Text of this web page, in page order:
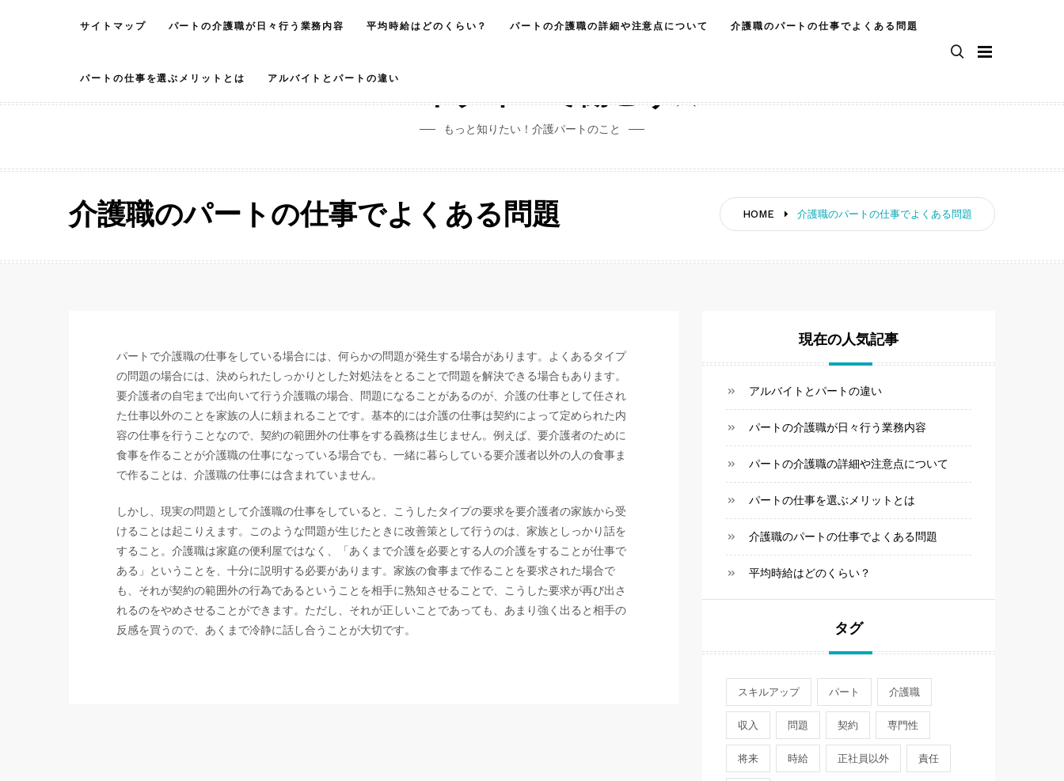
サイトマップ パートの介護職が日々行う業務内容 平均時給はどのくらい？ パートの介護職の詳細や注意点について 介護職のパートの仕事でよくある問題
パートの仕事を選ぶメリットとは アルバイトとパートの違い
パートタイムで働こう☆
もっと知りたい！介護パートのこと
HOME 介護職のパートの仕事でよくある問題
介護職のパートの仕事でよくある問題
パートで介護職の仕事をしている場合には、何らかの問題が発生する場合があります。よくあるタイプ
の問題の場合には、決められたしっかりとした対処法をとることで問題を解決できる場合もあります。
要介護者の自宅まで出向いて行う介護職の場合、問題になることがあるのが、介護の仕事として任され
た仕事以外のことを家族の人に頼まれることです。基本的には介護の仕事は契約によって定められた内
容の仕事を行うことなので、契約の範囲外の仕事をする義務は生じません。例えば、要介護者のために
食事を作ることが介護職の仕事になっている場合でも、一緒に暮らしている要介護者以外の人の食事ま
で作ることは、介護職の仕事には含まれていません。
しかし、現実の問題として介護職の仕事をしていると、こうしたタイプの要求を要介護者の家族から受
けることは起こりえます。このような問題が生じたときに改善策として行うのは、家族としっかり話を
すること。介護職は家庭の便利屋ではなく、「あくまで介護を必要とする人の介護をすることが仕事で
ある」ということを、十分に説明する必要があります。家族の食事まで作ることを要求された場合で
も、それが契約の範囲外の行為であるということを相手に熟知させることで、こうした要求が再び出さ
れるのをやめさせることができます。ただし、それが正しいことであっても、あまり強く出ると相手の
反感を買うので、あくまで冷静に話し合うことが大切です。
現在の人気記事
アルバイトとパートの違い
パートの介護職が日々行う業務内容
パートの介護職の詳細や注意点について
パートの仕事を選ぶメリットとは
介護職のパートの仕事でよくある問題
平均時給はどのくらい？
タグ
スキルアップ パート 介護職
収入 問題 契約 専門性
将来 時給 正社員以外 責任